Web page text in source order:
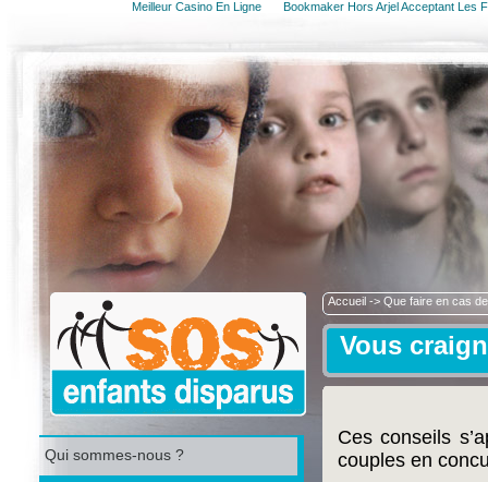
Meilleur Casino En Ligne Bookmaker Hors Arjel Acceptant Les
Qui sommes-nous ?
Accueil-> Que faire en cas
Vous
Ces conseils
couples en